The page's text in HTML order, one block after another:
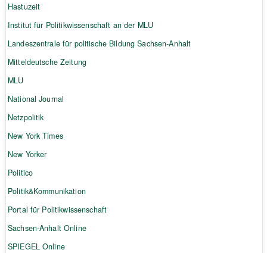
Hastuzeit
Institut für Politikwissenschaft an der MLU
Landeszentrale für politische Bildung Sachsen-Anhalt
Mitteldeutsche Zeitung
MLU
National Journal
Netzpolitik
New York Times
New Yorker
Politico
Politik&Kommunikation
Portal für Politikwissenschaft
Sachsen-Anhalt Online
SPIEGEL Online